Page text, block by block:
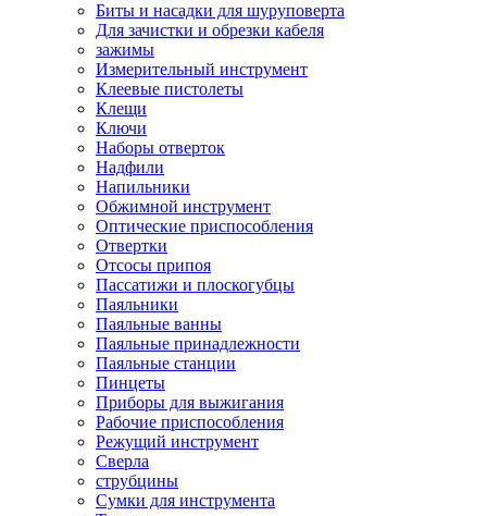
Биты и насадки для шуруповерта
Для зачистки и обрезки кабеля
зажимы
Измерительный инструмент
Клеевые пистолеты
Клещи
Ключи
Наборы отверток
Надфили
Напильники
Обжимной инструмент
Оптические приспособления
Отвертки
Отсосы припоя
Пассатижи и плоскогубцы
Паяльники
Паяльные ванны
Паяльные принадлежности
Паяльные станции
Пинцеты
Приборы для выжигания
Рабочие приспособления
Режущий инструмент
Сверла
струбцины
Сумки для инструмента